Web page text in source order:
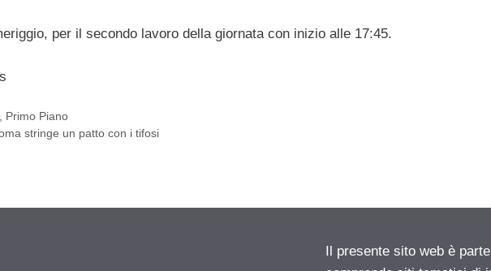
per il secondo lavoro della giornata con inizio alle 17:45.
Primo Piano
stringe un patto con i tifosi
Il presente sito web è